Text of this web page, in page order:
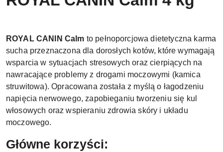
ROYAL CANIN Calm to pełnoporcjowa dietetyczna karma
sucha przeznaczona dla dorosłych kotów, które wymagają
wsparcia w sytuacjach stresowych oraz cierpiących na
nawracające problemy z drogami moczowymi (kamica
struwitowa). Opracowana została z myślą o łagodzeniu
napięcia nerwowego, zapobieganiu tworzeniu się kul
włosowych oraz wspieraniu zdrowia skóry i układu
moczowego.
Główne korzyści: